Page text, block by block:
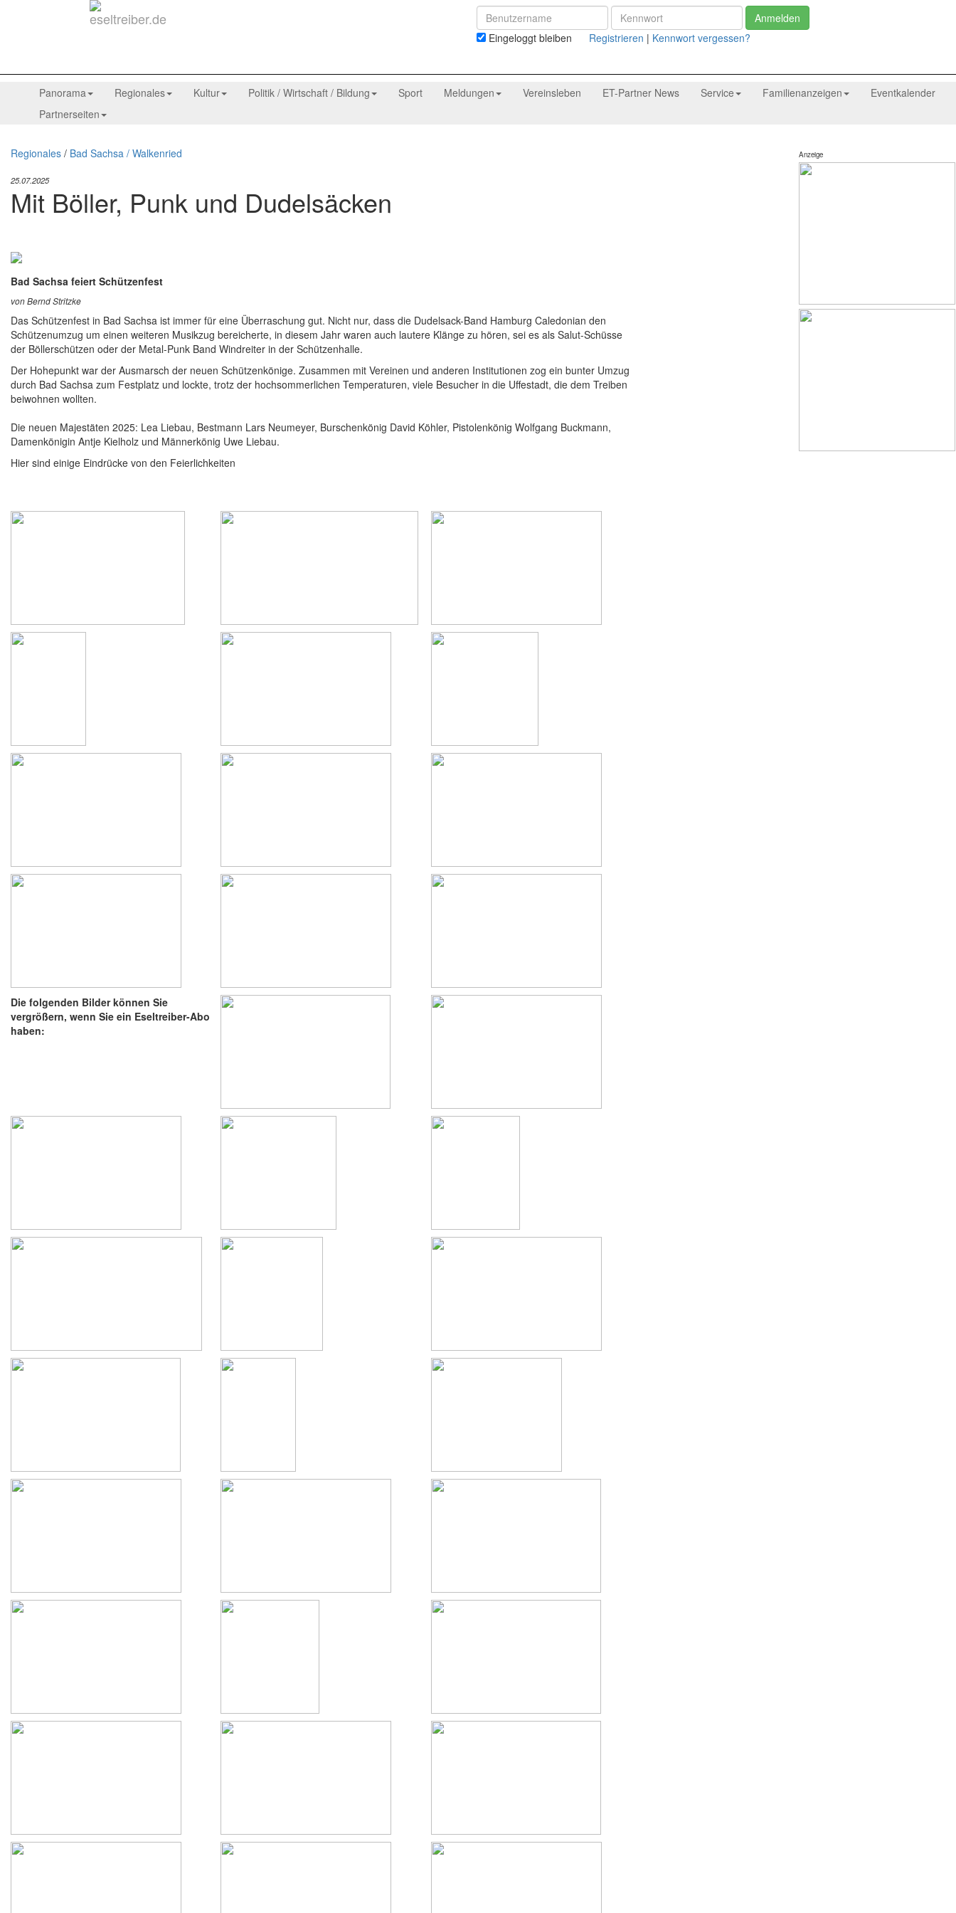
Anmelden
Eingeloggt bleiben Registrieren | Kennwort vergessen?
Panorama Regionales Kultur Politik / Wirtschaft / Bildung Sport Meldungen Vereinsleben ET-Partner News Service Familienanzeigen
Eventkalender
Partnerseiten
Regionales / Bad Sachsa / Walkenried
25.07.2025
Mit Böller, Punk und Dudelsäcken
Bad Sachsa feiert Schützenfest
von Bernd Stritzke
Das Schützenfest in Bad Sachsa ist immer für eine Überraschung gut. Nicht nur, dass die Dudelsack-Band Hamburg Caledonian den
Schützenumzug um einen weiteren Musikzug bereicherte, in diesem Jahr waren auch lautere Klänge zu hören, sei es als Salut-Schüsse
der Böllerschützen oder der Metal-Punk Band Windreiter in der Schützenhalle.
Der Hohepunkt war der Ausmarsch der neuen Schützenkönige. Zusammen mit Vereinen und anderen Institutionen zog ein bunter Umzug
durch Bad Sachsa zum Festplatz und lockte, trotz der hochsommerlichen Temperaturen, viele Besucher in die Uffestadt, die dem Treiben
beiwohnen wollten.
Die neuen Majestäten 2025: Lea Liebau, Bestmann Lars Neumeyer, Burschenkönig David Köhler, Pistolenkönig Wolfgang Buckmann,
Damenkönigin Antje Kielholz und Männerkönig Uwe Liebau.
Hier sind einige Eindrücke von den Feierlichkeiten
Die folgenden Bilder können Sie
vergrößern, wenn Sie ein Eseltreiber-Abo
haben:
Anzeige